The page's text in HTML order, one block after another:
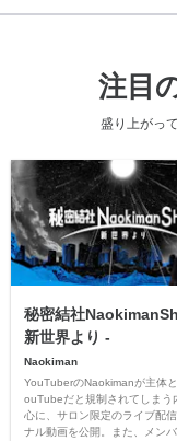
注目
盛り上がっ
秘密結社
新世界より -
Naokiman
YouTuberのNaokimanが主体
ouTubeだと規制されてしまう
心に、サロン限定のライブ配
ナル動画を公開。また、メン